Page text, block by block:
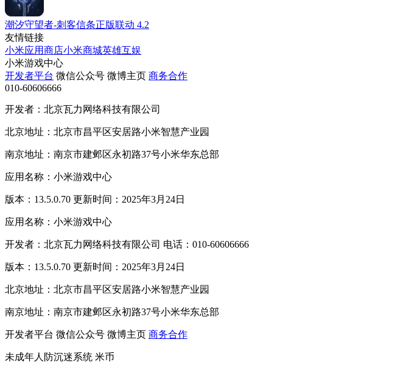
潮汐守望者-刺客信条正版联动 4.2
友情链接
小米应用商店小米商城英雄互娱
小米游戏中心
开发者平台 微信公众号 微博主页 商务合作
010-60606666
开发者：北京瓦力网络科技有限公司
北京地址：北京市昌平区安居路小米智慧产业园
南京地址：南京市建邺区永初路37号小米华东总部
应用名称：小米游戏中心
版本：13.5.0.70 更新时间：2025年3月24日
应用名称：小米游戏中心
开发者：北京瓦力网络科技有限公司 电话：010-60606666
版本：13.5.0.70 更新时间：2025年3月24日
北京地址：北京市昌平区安居路小米智慧产业园
南京地址：南京市建邺区永初路37号小米华东总部
开发者平台 微信公众号 微博主页 商务合作
未成年人防沉迷系统 米币